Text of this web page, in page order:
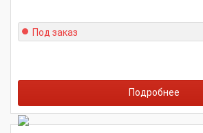
Под заказ
Подробнее